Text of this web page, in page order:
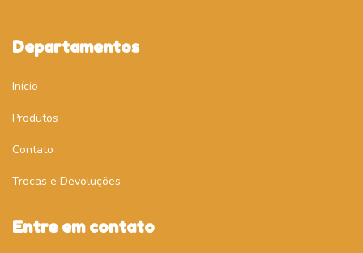
Departamentos
Início
Produtos
Contato
Trocas e Devoluções
Entre em contato